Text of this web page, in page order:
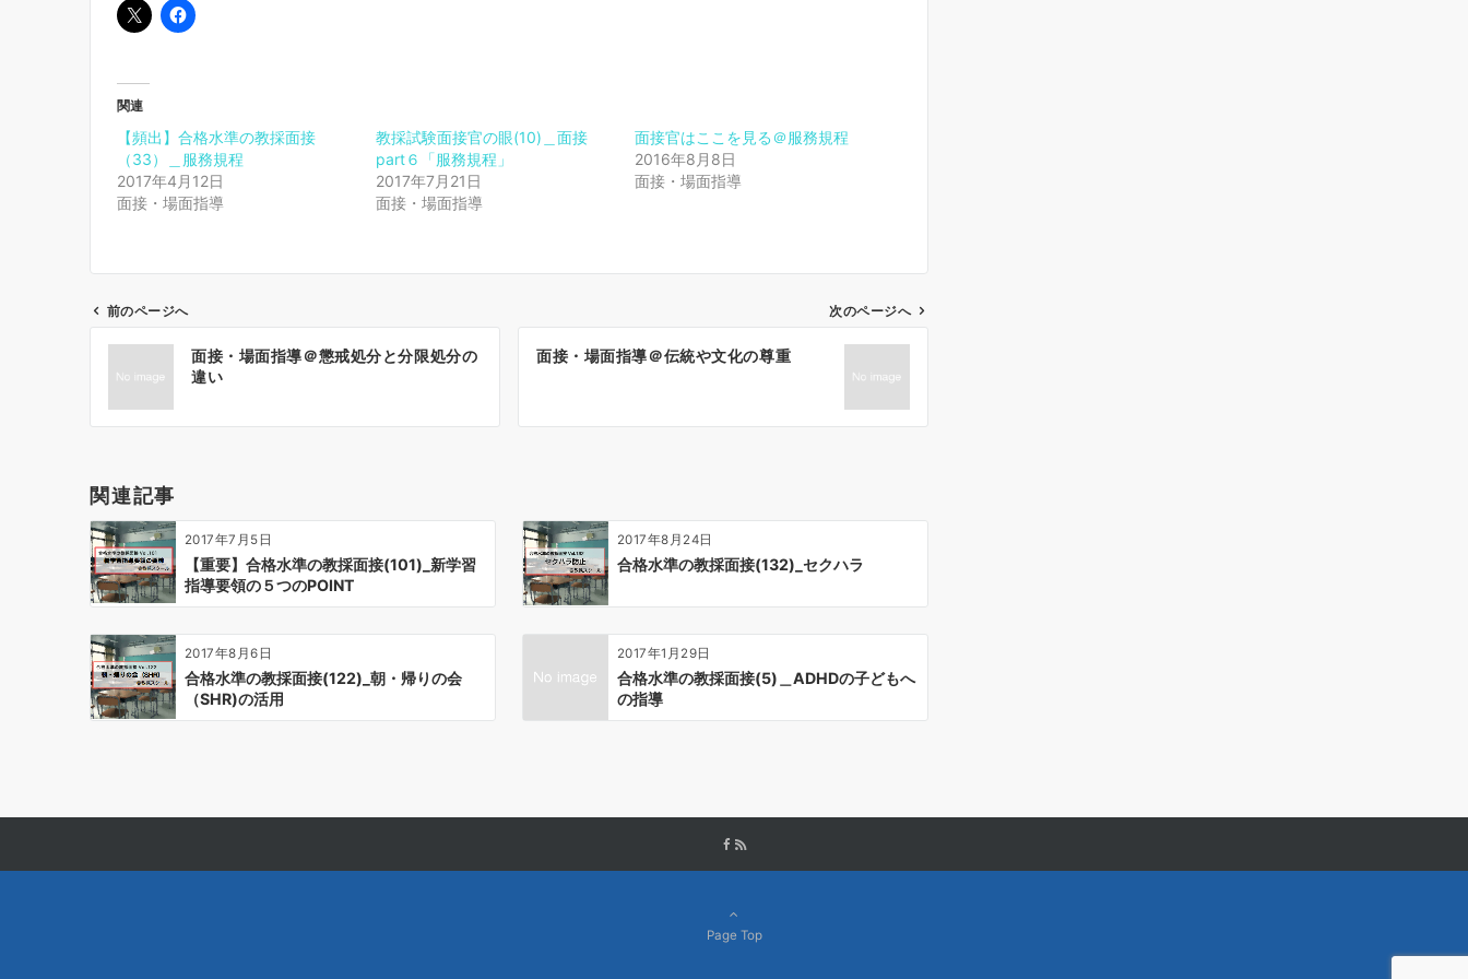
関連
【頻出】合格水準の教採面接
（33）＿服務規程
2017年4月12日
面接・場面指導
教採試験面接官の眼(10)＿面接
part６「服務規程」
2017年7月21日
面接・場面指導
面接官はここを見る＠服務規程
2016年8月8日
面接・場面指導
シ
ョ
ン
前のページへ
面接・場面指導＠懲戒処分と分限処分の
違い
次のページへ
面接・場面指導＠伝統や文化の尊重
関連記事
2017年7月5日
【重要】合格水準の教採面接(101)_新学習
指導要領の５つのPOINT
2017年8月24日
合格水準の教採面接(132)_セクハラ
2017年8月6日
合格水準の教採面接(122)_朝・帰りの会
（SHR)の活用
2017年1月29日
合格水準の教採面接(5)＿ADHDの子どもへ
の指導
Page Top